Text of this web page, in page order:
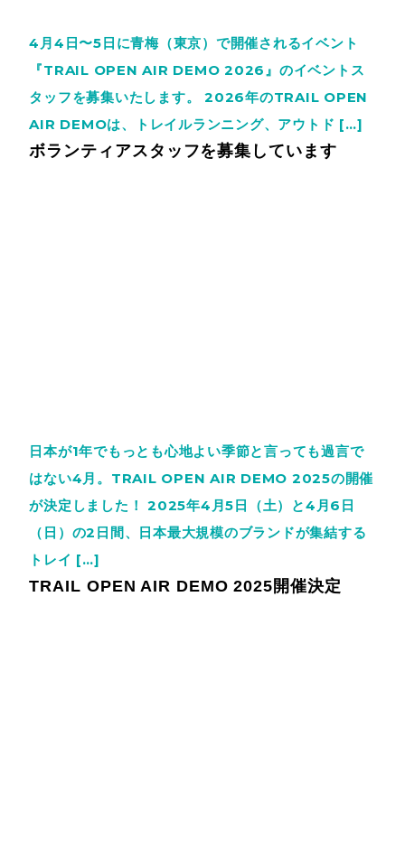
4月4日〜5日に青梅（東京）で開催されるイベント
『TRAIL OPEN AIR DEMO 2026』のイベントス
タッフを募集いたします。 2026年のTRAIL OPEN
AIR DEMOは、トレイルランニング、アウトド […]
ボランティアスタッフを募集しています
日本が1年でもっとも心地よい季節と言っても過言で
はない4月。TRAIL OPEN AIR DEMO 2025の開催
が決定しました！ 2025年4月5日（土）と4月6日
（日）の2日間、日本最大規模のブランドが集結する
トレイ […]
TRAIL OPEN AIR DEMO 2025開催決定